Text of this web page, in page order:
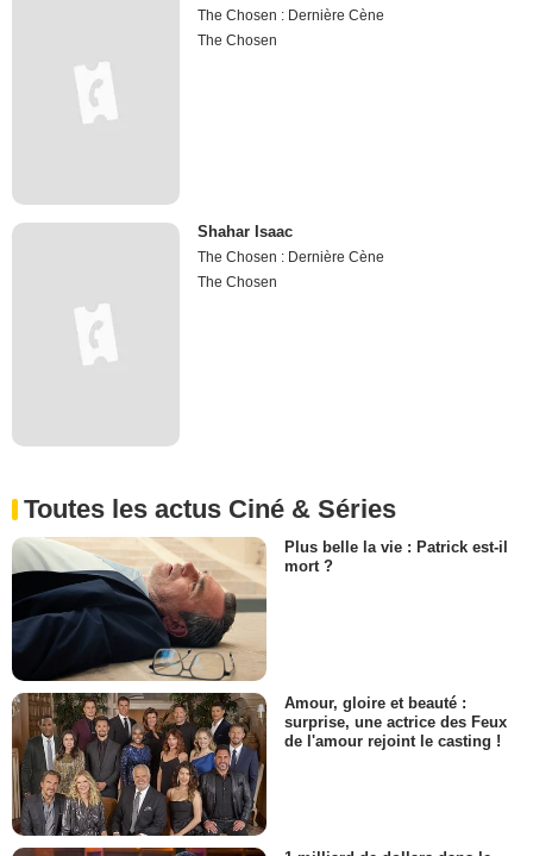
The Chosen : Dernière Cène
The Chosen
Shahar Isaac
The Chosen : Dernière Cène
The Chosen
Toutes les actus Ciné & Séries
Plus belle la vie : Patrick est-il
mort ?
Amour, gloire et beauté :
surprise, une actrice des Feux
de l'amour rejoint le casting !